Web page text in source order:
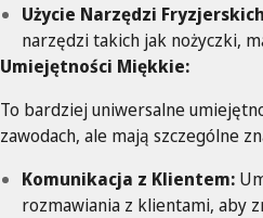
Użycie Narzędzi
narzędzi takich jak nożyczki,
Umiejętności Miękkie:
To bardziej uniwersalne
zawodach, ale mają szczególne
Komunikacja z Klientem:
rozmawiania z klientami, aby